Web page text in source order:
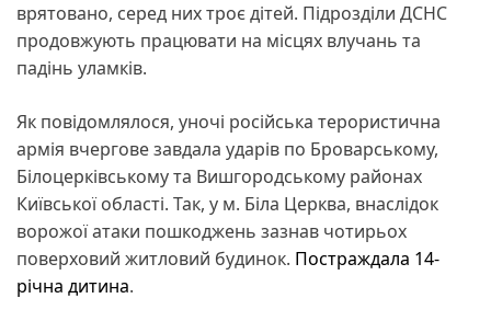
врятовано, серед них троє дітей. Підрозділи ДСНС
продовжують працювати на місцях влучань та
падінь уламків.
Як повідомлялося, уночі російська терористична
армія вчергове завдала ударів по Броварському,
Білоцерківському та Вишгородському районах
Київської області. Так, у м. Біла Церква, внаслідок
ворожої атаки пошкоджень зазнав чотирьох
поверховий житловий будинок. Постраждала 14-
річна дитина.